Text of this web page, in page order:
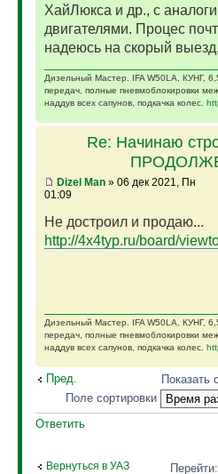
ХайЛюкса и др., с
двигателями. Процес
надеюсь на скорый
Дизельный Мастер. IFA W50LA, КУНГ,
передач, полные пневмоблокировки
наддув всех сапунов, подкачка колес.
Re: Начинаю
Dizel Man» 06 дек 2021, Пн
01:09
Не достроил и продаю...
http://4x4typ.ru/board/
Дизельный Мастер. IFA W50LA, КУНГ,
передач, полные пневмоблокировки
наддув всех сапунов, подкачка колес.
Пред.
Показать
Поле сортировки
Ответить
Вернуться в УАЗ Перейти: